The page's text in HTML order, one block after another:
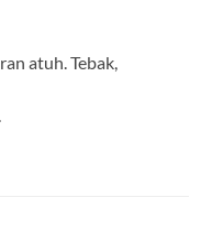
atuh. Tebak,